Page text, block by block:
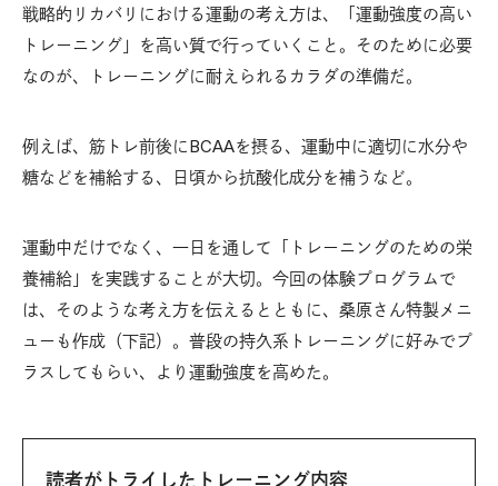
戦略的リカバリにおける運動の考え方は、「運動強度の高い
トレーニング」を高い質で行っていくこと。そのために必要
なのが、トレーニングに耐えられるカラダの準備だ。
例えば、筋トレ前後にBCAAを摂る、運動中に適切に水分や
糖などを補給する、日頃から抗酸化成分を補うなど。
運動中だけでなく、一日を通して「トレーニングのための栄
養補給」を実践することが大切。今回の体験プログラムで
は、そのような考え方を伝えるとともに、桑原さん特製メニ
ューも作成（下記）。普段の持久系トレーニングに好みでプ
ラスしてもらい、より運動強度を高めた。
読者がトライしたトレーニング内容